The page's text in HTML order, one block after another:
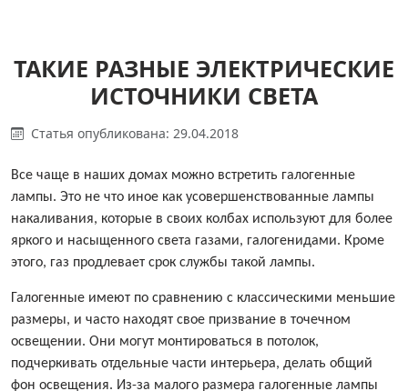
ТАКИЕ РАЗНЫЕ ЭЛЕКТРИЧЕСКИЕ
ИСТОЧНИКИ СВЕТА
Статья опубликована: 29.04.2018
Все чаще в наших домах можно встретить галогенные
лампы. Это не что иное как усовершенствованные лампы
накаливания, которые в своих колбах используют для более
яркого и насыщенного света газами, галогенидами. Кроме
этого, газ продлевает срок службы такой лампы.
Галогенные имеют по сравнению с классическими меньшие
размеры, и часто находят свое призвание в точечном
освещении. Они могут монтироваться в потолок,
подчеркивать отдельные части интерьера, делать общий
фон освещения. Из-за малого размера галогенные лампы